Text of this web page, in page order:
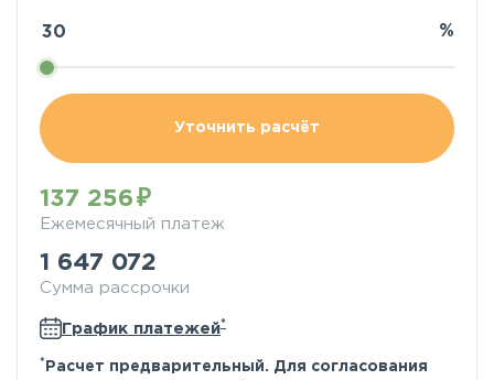
%
Уточнить расчёт
137 256
Ежемесячный платеж
1 647 072
Сумма рассрочки
График платежей*
* Расчет предварительный. Для согласования